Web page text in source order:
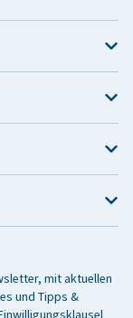
mit aktuellen
und Tipps &